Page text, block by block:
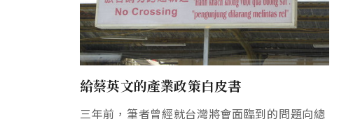
給蔡英文的產業政策白皮書
三年前，筆者曾經就台灣將會面臨到的問題向總